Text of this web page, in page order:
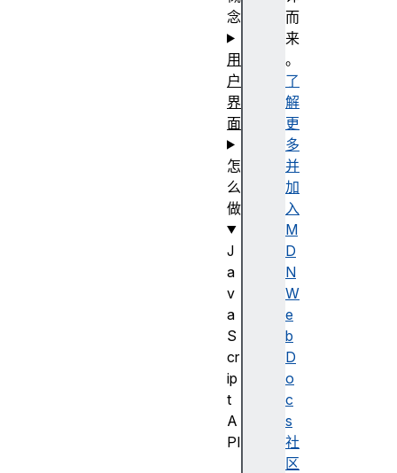
而
来
。
了
解
更
多
并
加
入
M
D
N
W
e
b
D
o
c
s
社
区
念
用
户
界
面
怎
么
做
J
a
v
a
S
cr
ip
t
A
PI